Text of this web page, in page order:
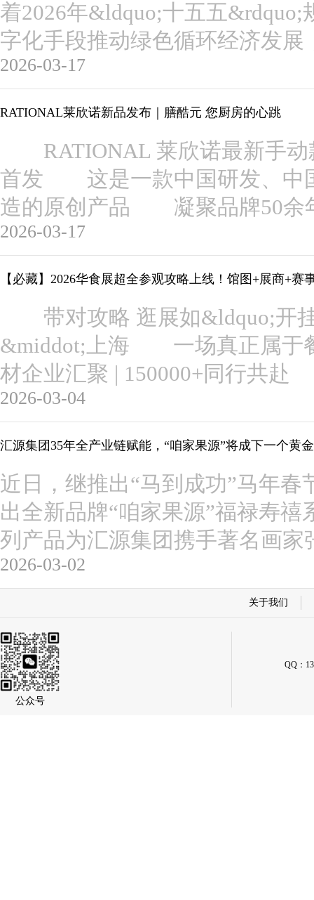
着2026年&ldquo;十五五
字化手段推动绿色循环经济发
2026-03-17
RATIONAL莱欣诺新品发布｜膳酷元 您厨房的心跳
RATIONAL 莱欣诺最新手
首发 这是一款中国研发、中
造的原创产品 凝聚品牌50余
2026-03-17
【必藏】2026华食展超全参观攻略上线！馆图+展商+
带对攻略 逛展如&ldquo;开
&middot;上海 一场真正属于
材企业汇聚 | 150000+同行共
2026-03-04
汇源集团35年全产业链赋能，“咱家果源”将成下一个黄
近日，继推出“马到成功”马年
出全新品牌“咱家果源”福禄寿
列产品为汇源集团携手著名画
2026-03-02
关于我们
公众号
QQ：